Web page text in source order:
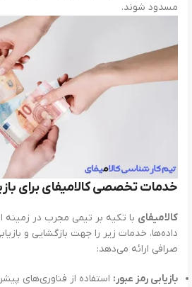
مسدود شوند.
خدمات تخصصی کالامیفای برای
کالامیفای با تکیه بر تیمی مجرب در زمینه
داده‌ها، خدمات زیر را جهت بازگشایی و
صرافی ارائه می‌دهد:
بازیابی رمز عبور: استفاده از فناوری‌های